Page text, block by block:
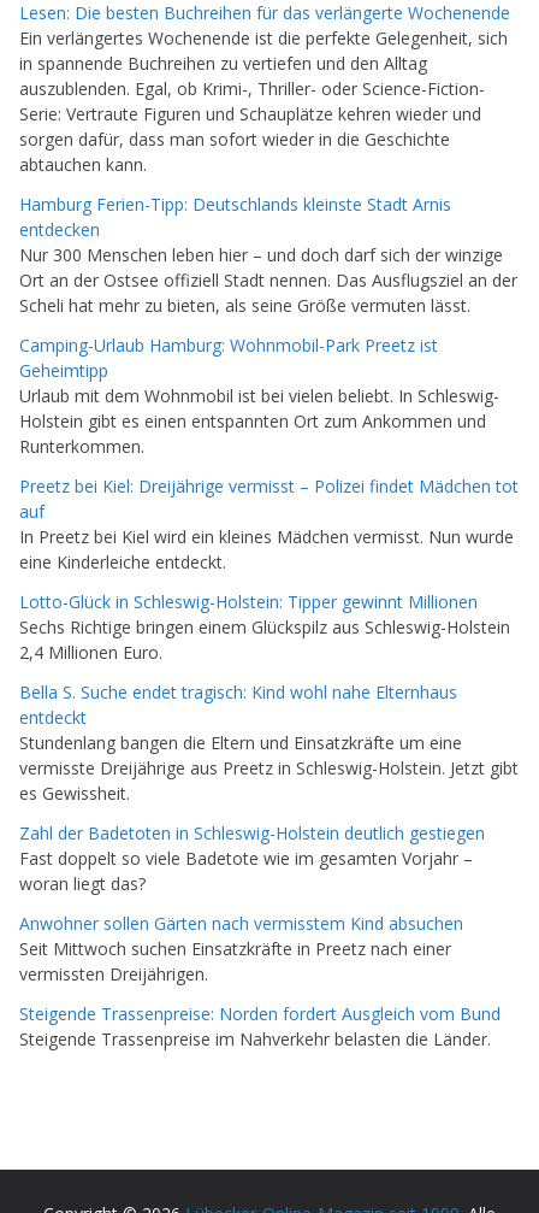
Lesen: Die besten Buchreihen für das verlängerte Wochenende
Ein verlängertes Wochenende ist die perfekte Gelegenheit, sich
in spannende Buchreihen zu vertiefen und den Alltag
auszublenden. Egal, ob Krimi-, Thriller- oder Science-Fiction-
Serie: Vertraute Figuren und Schauplätze kehren wieder und
sorgen dafür, dass man sofort wieder in die Geschichte
abtauchen kann.
Hamburg Ferien-Tipp: Deutschlands kleinste Stadt Arnis
entdecken
Nur 300 Menschen leben hier – und doch darf sich der winzige
Ort an der Ostsee offiziell Stadt nennen. Das Ausflugsziel an der
Scheli hat mehr zu bieten, als seine Größe vermuten lässt.
Camping-Urlaub Hamburg: Wohnmobil-Park Preetz ist
Geheimtipp
Urlaub mit dem Wohnmobil ist bei vielen beliebt. In Schleswig-
Holstein gibt es einen entspannten Ort zum Ankommen und
Runterkommen.
Preetz bei Kiel: Dreijährige vermisst – Polizei findet Mädchen tot
auf
In Preetz bei Kiel wird ein kleines Mädchen vermisst. Nun wurde
eine Kinderleiche entdeckt.
Lotto-Glück in Schleswig-Holstein: Tipper gewinnt Millionen
Sechs Richtige bringen einem Glückspilz aus Schleswig-Holstein
2,4 Millionen Euro.
Bella S. Suche endet tragisch: Kind wohl nahe Elternhaus
entdeckt
Stundenlang bangen die Eltern und Einsatzkräfte um eine
vermisste Dreijährige aus Preetz in Schleswig-Holstein. Jetzt gibt
es Gewissheit.
Zahl der Badetoten in Schleswig-Holstein deutlich gestiegen
Fast doppelt so viele Badetote wie im gesamten Vorjahr –
woran liegt das?
Anwohner sollen Gärten nach vermisstem Kind absuchen
Seit Mittwoch suchen Einsatzkräfte in Preetz nach einer
vermissten Dreijährigen.
Steigende Trassenpreise: Norden fordert Ausgleich vom Bund
Steigende Trassenpreise im Nahverkehr belasten die Länder.